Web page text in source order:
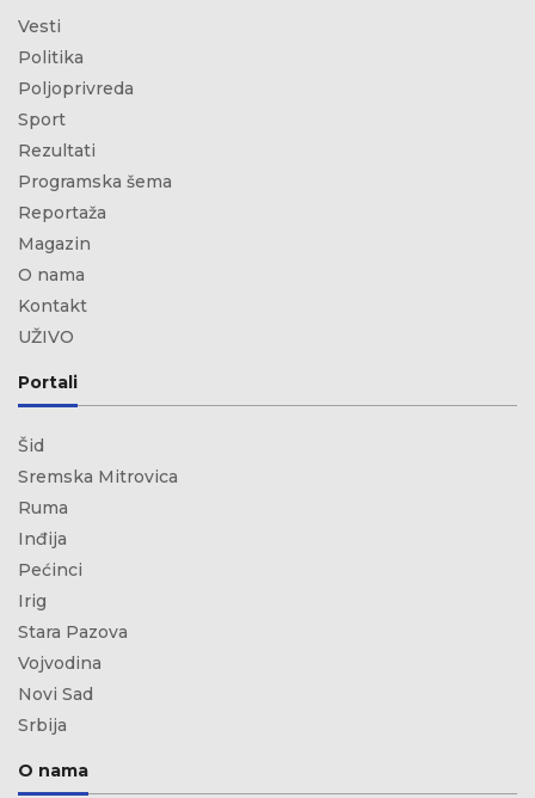
Vesti
Politika
Poljoprivreda
Sport
Rezultati
Programska šema
Reportaža
Magazin
O nama
Kontakt
UŽIVO
Portali
Šid
Sremska Mitrovica
Ruma
Inđija
Pećinci
Irig
Stara Pazova
Vojvodina
Novi Sad
Srbija
O nama